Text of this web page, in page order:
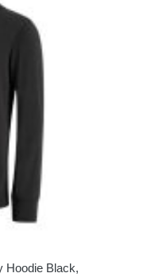
Hoodie Black,